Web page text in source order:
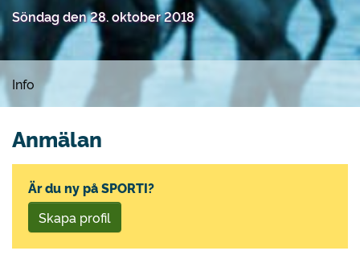
Söndag den 28. oktober 2018
Info
Anmälan
Är du ny på SPORTI?
Skapa profil